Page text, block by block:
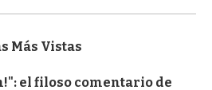
Más Vistas
el filoso comentario de